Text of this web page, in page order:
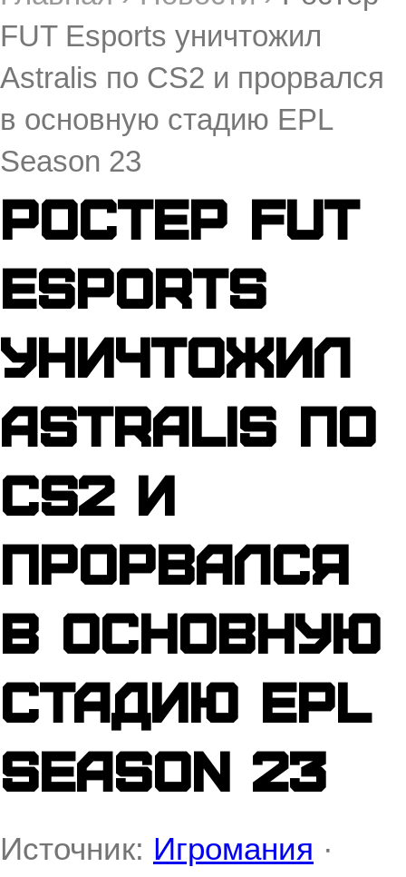
FUT Esports уничтожил
Astralis по CS2 и прорвался
в основную стадию EPL
Season 23
Ростер FUT
Esports
уничтожил
Astralis по
CS2 и
прорвался
в основную
стадию EPL
Season 23
Источник: Игромания ·